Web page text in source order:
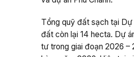
Tổng quỹ đất sạch tại Dự
đất còn lại 14 hecta. Dự
tư trong giai đoạn 2026 –